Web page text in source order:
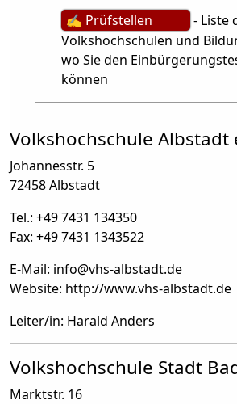
✍ Prüfstellen
- Liste
Volkshochschulen und
wo Sie den
können
Volkshochschule Albstadt
Johannesstr. 5
72458 Albstadt
Tel.: +49 7431 134350
Fax: +49 7431 1343522
E-Mail: info@vhs-albstadt.de
Website: http://www.vhs-albstadt.de
Leiter/in: Harald Anders
Volkshochschule Stadt
Marktstr. 16